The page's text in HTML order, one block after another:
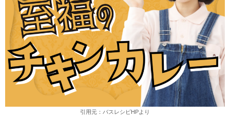
引用元：バスレシピHPより